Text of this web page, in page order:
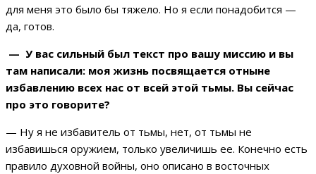
для меня это было бы тяжело. Но я если понадобится —
да, готов.
— У вас сильный был текст про вашу миссию и вы
там написали: моя жизнь посвящается отныне
избавлению всех нас от всей этой тьмы. Вы сейчас
про это говорите?
— Ну я не избавитель от тьмы, нет, от тьмы не
избавишься оружием, только увеличишь ее. Конечно есть
правило духовной войны, оно описано в восточных